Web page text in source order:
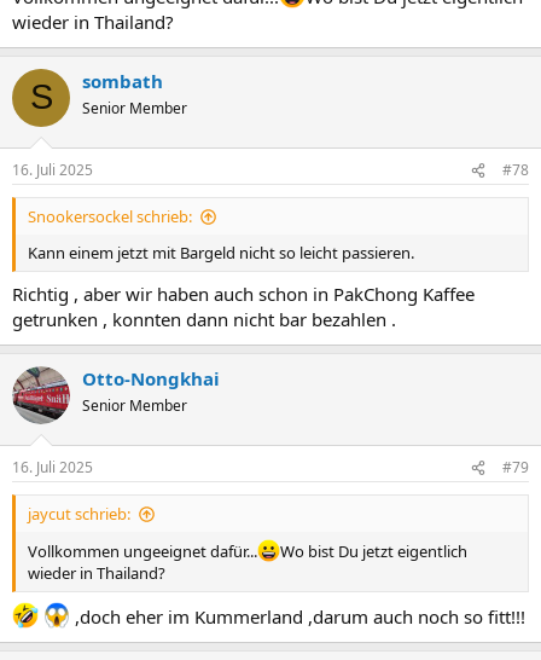
wieder in Thailand?
S sombath
Senior Member
16. Juli 2025 #78
Snookersockel schrieb:
Kann einem jetzt mit Bargeld nicht so leicht passieren.
Richtig , aber wir haben auch schon in PakChong Kaffee
getrunken , konnten dann nicht bar bezahlen .
Otto-Nongkhai
Senior Member
16. Juli 2025 #79
jaycut schrieb:
Vollkommen ungeeignet dafür...
Wo bist Du jetzt eigentlich
wieder in Thailand?
,doch eher im Kummerland ,darum auch noch so fitt!!!